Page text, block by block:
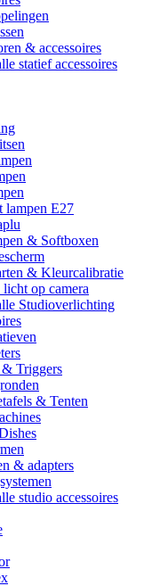
& accessoires
statief accessoires
lampen E27
& Softboxen
& Kleurcalibratie
op camera
Studioverlichting
Triggers
& Tenten
& adapters
studio accessoires